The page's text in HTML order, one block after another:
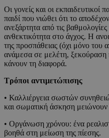
Οι γονείς και οι εκπαιδευτικοί
παιδί που νιώθει ότι το
ανεξάρτητα από τις
ανθεκτικότητα στο άγχος. Η
της προσπάθειας (όχι μόνο του
ανάμεσα σε μελέτη, ξεκούραση
κάνουν τη διαφορά.
Τρόποι αντιμετώπισης
• Καλλιέργεια σωστών
και σωματική άσκηση μειώνουν
• Οργάνωση χρόνου: ένα
βοηθά στη μείωση της πίεσης.